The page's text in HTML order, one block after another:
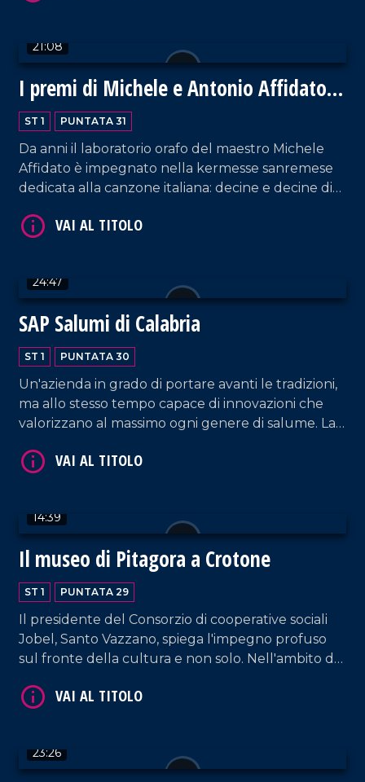
21:08
I premi di Michele e Antonio Affidato
per Sanremo 2025
ST 1 PUNTATA 31
Da anni il laboratorio orafo del maestro Michele
Affidato è impegnato nella kermesse sanremese
dedicata alla canzone italiana: decine e decine di
Da qualche tempo si è aggiunto il genio artistico
della propria terra.
24:47
SAP Salumi di Calabria
ST 1 PUNTATA 30
Un'azienda in grado di portare avanti le tradizioni,
ma allo stesso tempo capace di innovazioni che
valorizzano al massimo ogni genere di salume. La
apprezzata nel mercato ed evidenzia la qualità
14:39
Il museo di Pitagora a Crotone
ST 1 PUNTATA 29
Il presidente del Consorzio di cooperative sociali
Jobel, Santo Vazzano, spiega l'impegno profuso
sul fronte della cultura e non solo. Nell'ambito del
aspetti del pensiero pitagorico. Ma non è tutto:
presidio di cultura che ha saputo allargare i propri
orizzonti nel resto d'Italia e all'estero.
23:26
VAI AL TITOLO
VAI AL TITOLO
VAI AL TITOLO
VAI AL TITOLO